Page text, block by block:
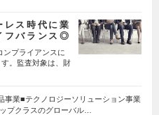
レス時代に業
フバランス◎
ンプライアンスに
。監査対象は、財
事業■テクノロジーソリューション事業
プクラスのグローバル…